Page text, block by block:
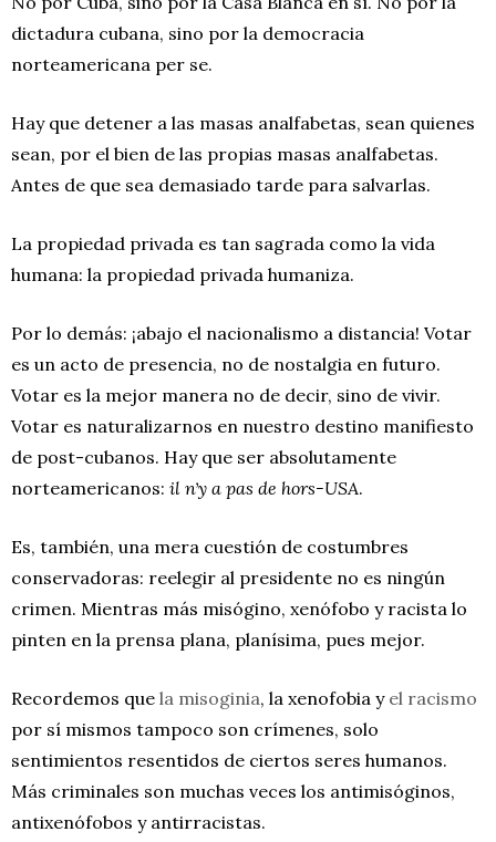
dictadura cubana, sino por la democracia
norteamericana per se.
Hay que detener a las masas analfabetas, sean quienes
sean, por el bien de las propias masas analfabetas.
Antes de que sea demasiado tarde para salvarlas.
La propiedad privada es tan sagrada como la vida
humana: la propiedad privada humaniza.
Por lo demás: ¡abajo el nacionalismo a distancia! Votar
es un acto de presencia, no de nostalgia en futuro.
Votar es la mejor manera no de decir, sino de vivir.
Votar es naturalizarnos en nuestro destino manifiesto
de post-cubanos. Hay que ser absolutamente
norteamericanos: il nʼy a pas de hors-USA.
Es, también, una mera cuestión de costumbres
conservadoras: reelegir al presidente no es ningún
crimen. Mientras más misógino, xenófobo y racista lo
pinten en la prensa plana, planísima, pues mejor.
Recordemos que la misoginia, la xenofobia y el racismo
por sí mismos tampoco son crímenes, solo
sentimientos resentidos de ciertos seres humanos.
Más criminales son muchas veces los antimisóginos,
antixenófobos y antirracistas.